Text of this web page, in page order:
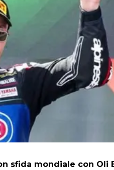
sfida mondiale con Oli